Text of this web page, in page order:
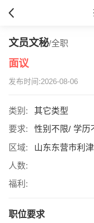
文员文秘/全职
面议
发布时间:2026-08-06
类别:
其它类型
要求:
性别不限/ 学历
区域:
山东东营市利
人数:
福利:
职位要求